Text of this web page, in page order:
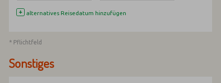
+ alternatives Reisedatum hinzufügen
* Pflichtfeld
Sonstiges